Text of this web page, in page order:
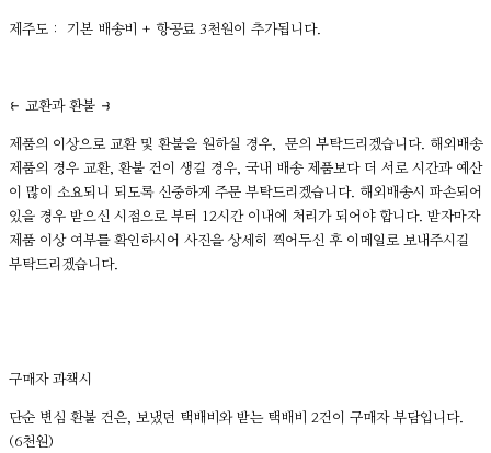
제주도 : 기본 배송비 + 항공료 3천원이 추가됩니다.
⥼ 교환과 환불 ⥽
제품의 이상으로 교환 및 환불을 원하실 경우, 문의 부탁드리겠습니다. 해외배송
제품의 경우 교환, 환불 건이 생길 경우, 국내 배송 제품보다 더 서로 시간과 예산
이 많이 소요되니 되도록 신중하게 주문 부탁드리겠습니다. 해외배송시 파손되어
있을 경우 받으신 시점으로 부터 12시간 이내에 처리가 되어야 합니다. 받자마자
제품 이상 여부를 확인하시어 사진을 상세히 찍어두신 후 이메일로 보내주시길
부탁드리겠습니다.
구매자 과책시
단순 변심 환불 건은, 보냈던 택배비와 받는 택배비 2건이 구매자 부담입니다.
(6천원)